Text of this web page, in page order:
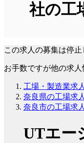
社の工
この求人の募集は停止
お手数ですが他の求人
工場・製造業求人
奈良県の工場求人
奈良市の工場求人
UTエー